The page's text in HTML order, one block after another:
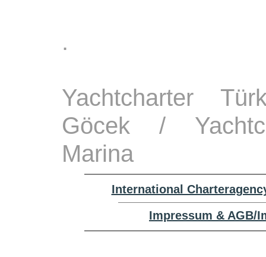
.
Yachtcharter
Göcek /
Marina
International
Impressum & AGB/